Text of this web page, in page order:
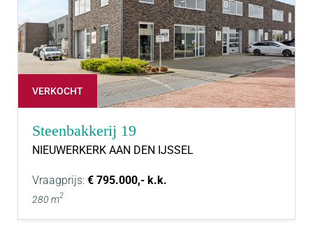
VERKOCHT
Steenbakkerij 19
NIEUWERKERK AAN DEN IJSSEL
Vraagprijs: € 795.000,- k.k.
280 m2